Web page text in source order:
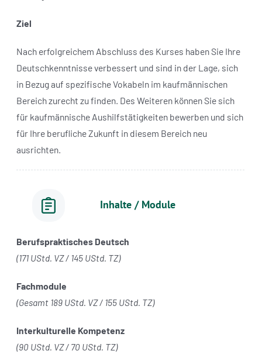
Ziel
Nach erfolgreichem Abschluss des Kurses haben Sie Ihre
Deutschkenntnisse verbessert und sind in der Lage, sich
in Bezug auf spezifische Vokabeln im kaufmännischen
Bereich zurecht zu finden. Des Weiteren können Sie sich
für kaufmännische Aushilfstätigkeiten bewerben und sich
für Ihre berufliche Zukunft in diesem Bereich neu
ausrichten.
Inhalte / Module
Berufspraktisches Deutsch
(171 UStd. VZ / 145 UStd. TZ)
Fachmodule
(Gesamt 189 UStd. VZ / 155 UStd. TZ)
Interkulturelle Kompetenz
(90 UStd. VZ / 70 UStd. TZ)